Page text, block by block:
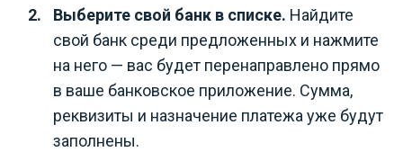
Выберите свой банк в списке. Найдите
свой банк среди предложенных и нажмите
на него — вас будет перенаправлено прямо
в ваше банковское приложение. Сумма,
реквизиты и назначение платежа уже будут
заполнены.